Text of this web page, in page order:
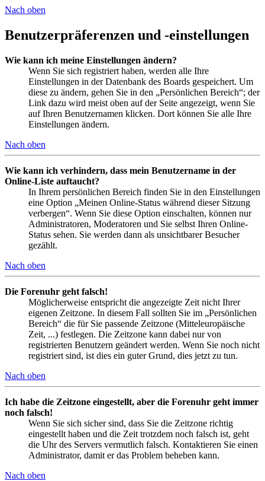
Nach oben
Benutzerpräferenzen und -einstellungen
Wie kann ich meine Einstellungen ändern?
Wenn Sie sich registriert haben, werden alle Ihre
Einstellungen in der Datenbank des Boards gespeichert. Um
diese zu ändern, gehen Sie in den „Persönlichen Bereich“; der
Link dazu wird meist oben auf der Seite angezeigt, wenn Sie
auf Ihren Benutzernamen klicken. Dort können Sie alle Ihre
Einstellungen ändern.
Nach oben
Wie kann ich verhindern, dass mein Benutzername in der
Online-Liste auftaucht?
In Ihrem persönlichen Bereich finden Sie in den Einstellungen
eine Option „Meinen Online-Status während dieser Sitzung
verbergen“. Wenn Sie diese Option einschalten, können nur
Administratoren, Moderatoren und Sie selbst Ihren Online-
Status sehen. Sie werden dann als unsichtbarer Besucher
gezählt.
Nach oben
Die Forenuhr geht falsch!
Möglicherweise entspricht die angezeigte Zeit nicht Ihrer
eigenen Zeitzone. In diesem Fall sollten Sie im „Persönlichen
Bereich“ die für Sie passende Zeitzone (Mitteleuropäische
Zeit, ...) festlegen. Die Zeitzone kann dabei nur von
registrierten Benutzern geändert werden. Wenn Sie noch nicht
registriert sind, ist dies ein guter Grund, dies jetzt zu tun.
Nach oben
Ich habe die Zeitzone eingestellt, aber die Forenuhr geht immer
noch falsch!
Wenn Sie sich sicher sind, dass Sie die Zeitzone richtig
eingestellt haben und die Zeit trotzdem noch falsch ist, geht
die Uhr des Servers vermutlich falsch. Kontaktieren Sie einen
Administrator, damit er das Problem beheben kann.
Nach oben